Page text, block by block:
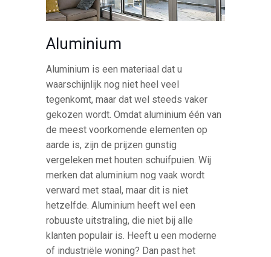
Aluminium
Aluminium is een materiaal dat u
waarschijnlijk nog niet heel veel
tegenkomt, maar dat wel steeds vaker
gekozen wordt. Omdat aluminium één van
de meest voorkomende elementen op
aarde is, zijn de prijzen gunstig
vergeleken met houten schuifpuien. Wij
merken dat aluminium nog vaak wordt
verward met staal, maar dit is niet
hetzelfde. Aluminium heeft wel een
robuuste uitstraling, die niet bij alle
klanten populair is. Heeft u een moderne
of industriële woning? Dan past het